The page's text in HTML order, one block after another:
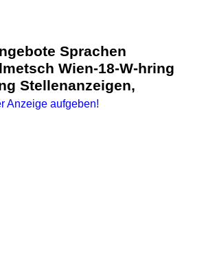
Sprachen
Wien-18-W-hring
Stellenanzeigen,
Anzeige aufgeben!